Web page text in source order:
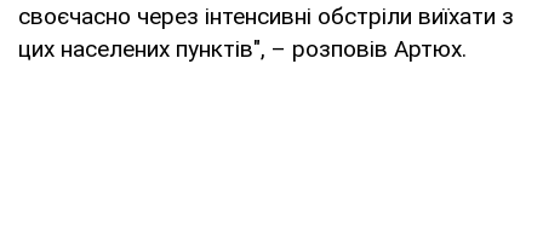
своєчасно через інтенсивні обстріли виїхати з
цих населених пунктів", – розповів Артюх.